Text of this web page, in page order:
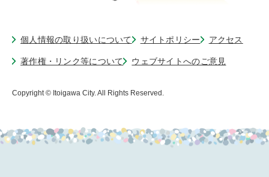
個人情報の取り扱いについて サイトポリシー アクセス
著作権・リンク等について ウェブサイトへのご意見
Copyright © Itoigawa City. All Rights Reserved.